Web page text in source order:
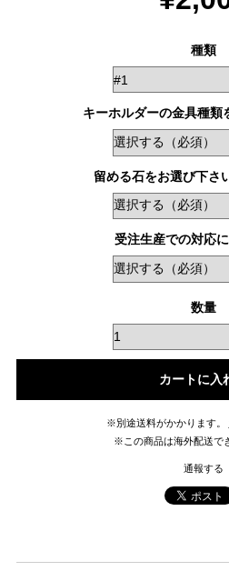
種類
キーホルダーの金具種類
留める石をお選び下さ
受注生産での対応に
数量
カートに入
※別途送料がかかります。
※この商品は海外配送で
通報する